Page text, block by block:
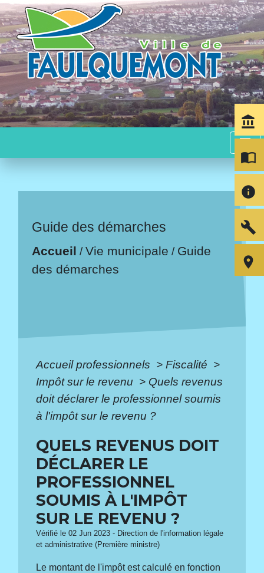
menu
Guide des démarches
Accueil /Vie municipale / Guide
des démarches
Accueil professionnels > Fiscalité >
Impôt sur le revenu > Quels revenus
doit déclarer le professionnel soumis
à l'impôt sur le revenu ?
QUELS REVENUS DOIT
DÉCLARER LE
PROFESSIONNEL
SOUMIS À L'IMPÔT
SUR LE REVENU ?
Vérifié le 02 Jun 2023 - Direction de l'information légale
et administrative (Première ministre)
Le montant de l'impôt est calculé en fonction
account_balance
import_contacts
info
build
room